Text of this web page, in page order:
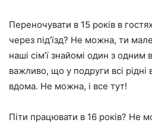
Переночувати в 15 років в
через під’їзд? Не можна, ти
наші сім’ї знайомі один з одним
важливо, що у подруги всі
вдома. Не можна, і все тут!
Піти працювати в 16 років? Не